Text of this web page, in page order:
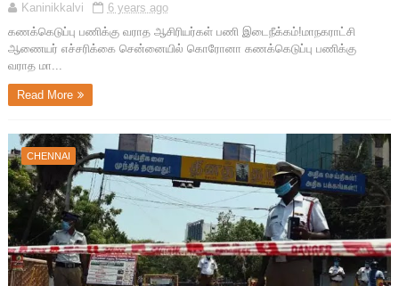
Kaninikkalvi
6 years ago
கணக்கெடுப்பு பணிக்கு வராத ஆசிரியர்கள் பணி இடைநீக்கம்!மாநகராட்சி
ஆணையர் எச்சரிக்கை சென்னையில் கொரோனா கணக்கெடுப்பு பணிக்கு
வராத மா...
Read More
CHENNAI